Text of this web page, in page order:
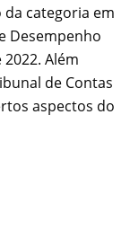
categoria em
Desempenho
Além
de Contas
aspectos do